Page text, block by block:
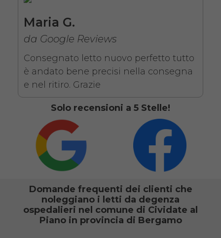
SCHEDA COMPLETA
Noleggio letto elettrico in
legno + Materasso
Antidecubito + Vassoio
da letto
Noleggio letto da degenza
ortopedico elettrico in legno,
Maria G.
da Google Reviews
Consegnato letto nuovo perfetto tutto
è andato bene precisi nella consegna
e nel ritiro. Grazie
Solo recensioni a 5 Stelle!
Domande frequenti dei clienti che
noleggiano i letti da degenza
ospedalieri nel comune di Cividate al
Piano in provincia di Bergamo